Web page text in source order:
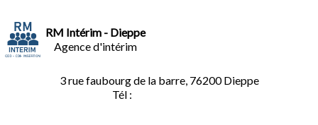
RM Intérim - Dieppe
Agence d'intérim
3 rue faubourg de la barre, 76200 Dieppe
Tél :